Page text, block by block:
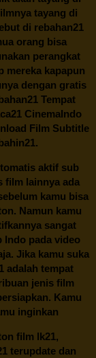
tayang di
di rebahan21
orang bisa
perangkat
mereka kapapun
dengan gratis
Tempat
CinemaIndo
Film Subtitle
aktif sub
film lainnya ada
kamu bisa
Namun kamu
sangat
Indo pada video
Jika kamu suka
adalah tempat
jenis film
Kamu
inginkan
film lk21,
terupdate dan